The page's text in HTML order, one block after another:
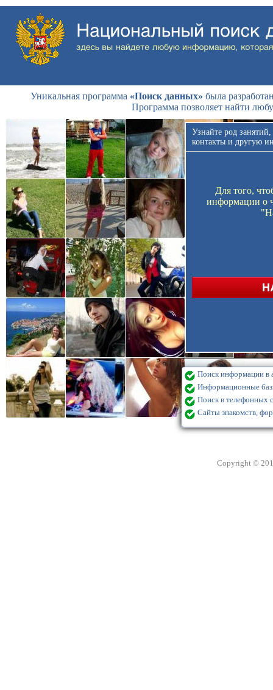
Уникальная программа «Поиск данных» была
Программа позволяет найти
Узнайте род
контакты и другую
Для того,
информации о
Поиск информации в
Информационные
Поиск в телефонных
Сайты знакомств,
Copyright ©